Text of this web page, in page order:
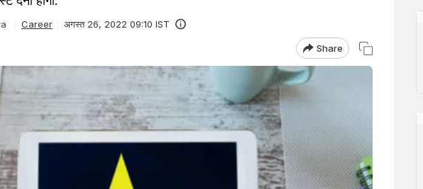
Career अगस्त 26, 2022 09:10 IST
Share